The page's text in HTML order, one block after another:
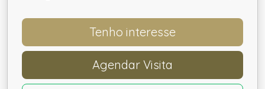
Tenho interesse
Agendar Visita